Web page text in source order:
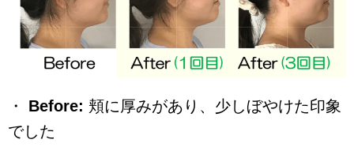
・ Before: 頬に厚みがあり、少しぼやけた印象
でした